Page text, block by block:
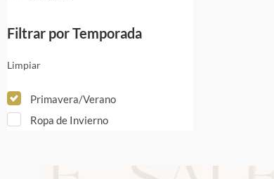
Filtrar por Temporada
Limpiar
Primavera/Verano
Ropa de Invierno